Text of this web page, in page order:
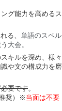
グ能力を高めるス
る、 単語のスペル
大会。
キルを深め、様々
や文の構成力を磨
要です。
奨）※当面は不要